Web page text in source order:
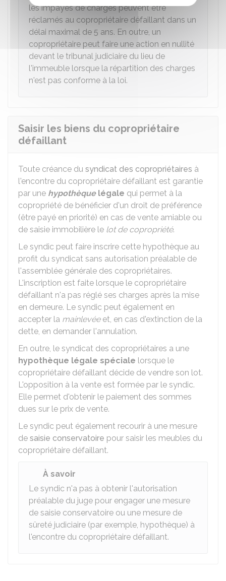
les impayés de charges peuvent être
réclamés au copropriétaire défaillant dans un
délai maximal de 5 ans. En outre, un
copropriétaire peut faire une action en nullité
devant le tribunal judiciaire du lieu de
l'immeuble lorsque la répartition des charges
n'est pas conforme à la loi.
Saisir les biens du copropriétaire
défaillant
Toute créance du syndicat des copropriétaires à
l'encontre du copropriétaire défaillant est garantie
par une hypothèquelégale qui permet à la
copropriété de bénéficier d'un droit de préférence
(être payé en priorité) en cas de vente amiable ou
de saisie immobilière le lot de copropriété.
Le syndic peut faire inscrire cette hypothèque au
profit du syndicat sans autorisation préalable de
l'assemblée générale des copropriétaires.
L'inscription est faite lorsque le copropriétaire
défaillant n'a pas réglé ses charges après la mise
en demeure. Le syndic peut également en
accepter la mainlevéeet, en cas d'extinction de la
dette, en demander l'annulation.
En outre, le syndicat des copropriétaires a une
hypothèque légale spéciale lorsque le
copropriétaire défaillant décide de vendre son lot.
L'opposition à la vente est formée par le syndic.
Elle permet d'obtenir le paiement des sommes
dues sur le prix de vente.
Le syndic peut également recourir à une mesure
de saisie conservatoire pour saisir les meubles du
copropriétaire défaillant.
À savoir
Le syndic n'a pas à obtenir l'autorisation
préalable du juge pour engager une mesure
de saisie conservatoire ou une mesure de
sûreté judiciaire (par exemple, hypothèque) à
l'encontre du copropriétaire défaillant.